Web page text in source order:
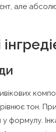
але
тон.
формулу.